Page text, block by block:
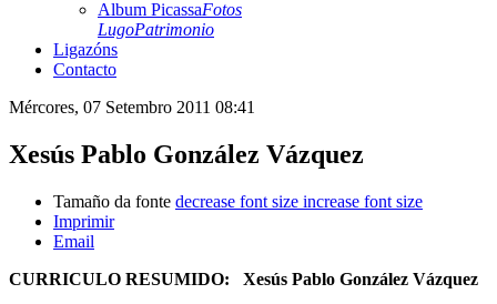
Album PicassaFotos
LugoPatrimonio
Ligazóns
Contacto
Mércores, 07 Setembro 2011 08:41
Xesús Pablo González Vázquez
Tamaño da fonte decrease font size increase font size
Imprimir
Email
CURRICULO RESUMIDO: Xesús Pablo González Vázquez